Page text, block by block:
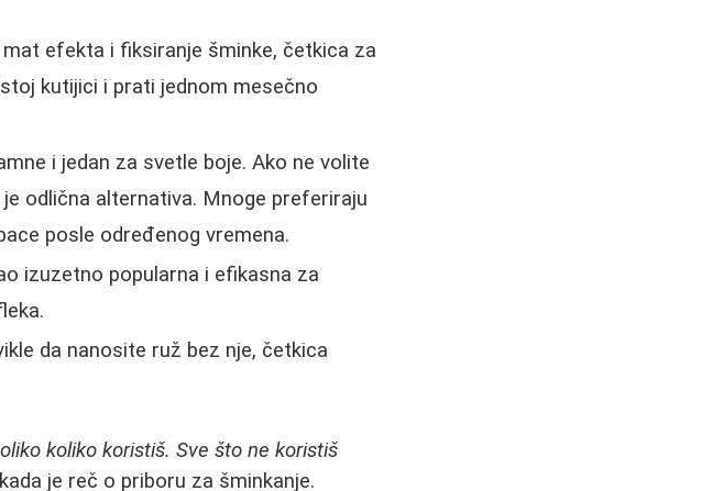
efekta i fiksiranje šminke, četkica za
kutijici i prati jednom mesečno
i jedan za svetle boje. Ako ne volite
odlična alternativa. Mnoge preferiraju
posle određenog vremena.
izuzetno popularna i efikasna za
da nanosite ruž bez nje, četkica
koliko koristiš. Sve što ne koristiš
je reč o priboru za šminkanje.